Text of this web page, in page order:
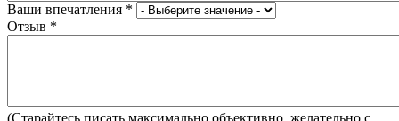
Ваши впечатления *
Отзыв *
(Старайтесь писать максимально объективно, желательно с